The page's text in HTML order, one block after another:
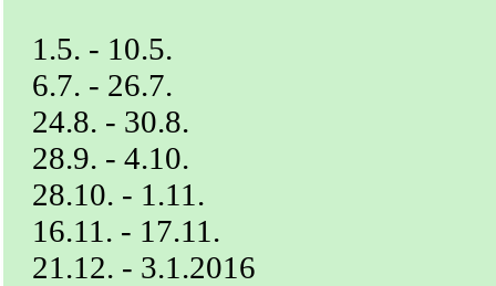
1.5. - 10.5.
6.7. - 26.7.
24.8. - 30.8.
28.9. - 4.10.
28.10. - 1.11.
16.11. - 17.11.
21.12. - 3.1.2016